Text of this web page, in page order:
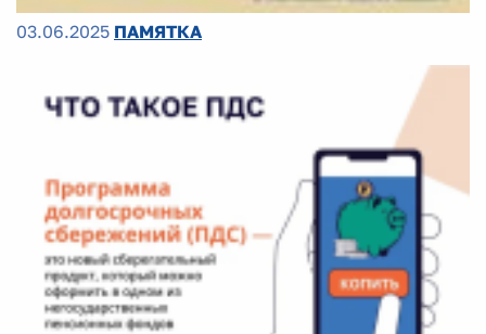
03.06.2025 ПАМЯТКА